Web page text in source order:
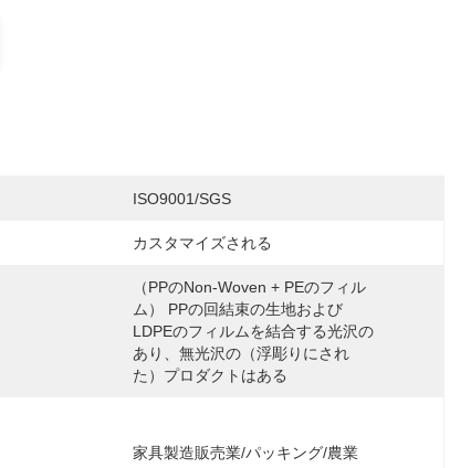
ISO9001/SGS
カスタマイズされる
（PPのnon-Woven + PEのフィル
ム） PPの回結束の生地および
LDPEのフィルムを結合する光沢の
あり、無光沢の（浮彫りにされ
た）プロダクトはある
家具製造販売業/パッキング/農業